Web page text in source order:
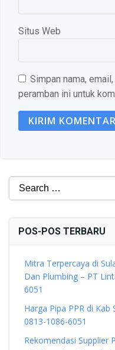
Situs Web
Simpan nama,
peramban ini untuk
Search
POS-POS TERBARU
Mitra Terpercaya di
Dan Plumbing – PT
6051
Harga Pipa PPR di
0813-1086-6051
Rekomendasi Supplier